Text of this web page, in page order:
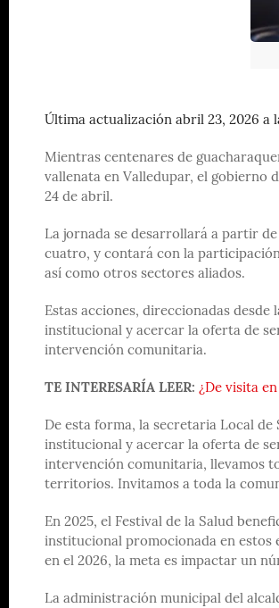
Última actualización abril 23, 2026 a
Mientras centenares de
vallenata en Valledupar, el gobierno
24 de abril.
La jornada se desarrollará a partir
cuatro, y contará con la
así como otros sectores aliados.
Estas acciones, direccionadas
institucional y acercar la oferta de
intervención comunitaria.
TE INTERESARÍA LEER: ¿De visita
De esta forma, la secretaria Local
institucional y acercar la oferta de
intervención comunitaria, llevamos
territorios. Invitamos a toda la
En 2025, el Festival de la Salud
institucional promocionada en estos
en el 2026, la meta es impactar un
La administración municipal del